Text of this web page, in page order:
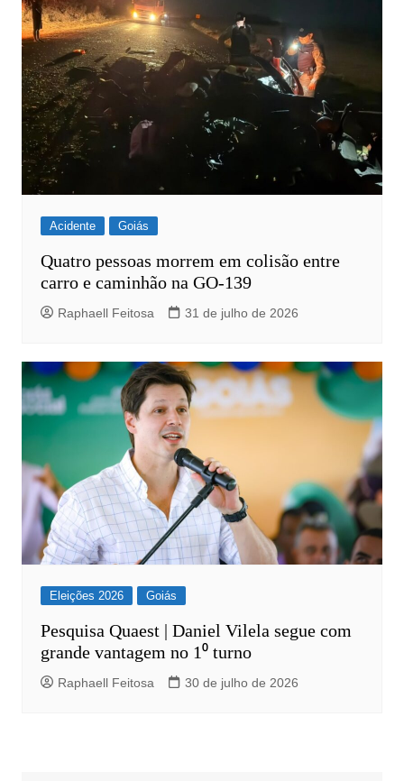
Acidente Goiás
Quatro pessoas morrem em colisão entre
carro e caminhão na GO-139
Raphaell Feitosa 31 de julho de 2026
Eleições 2026 Goiás
Pesquisa Quaest | Daniel Vilela segue com
grande vantagem no 1⁰ turno
Raphaell Feitosa 30 de julho de 2026